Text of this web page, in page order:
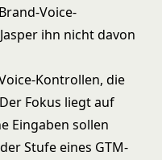
Voice-
ihn nicht davon
Kontrollen, die
Fokus liegt auf
Eingaben sollen
Stufe eines GTM-